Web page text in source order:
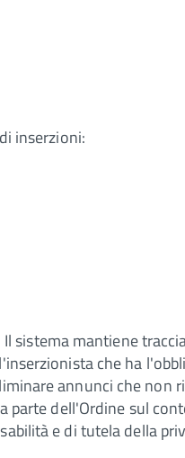
inserzioni:
sistema mantiene
che ha
annunci che non
parte dell'Ordine sul
e di tutela della